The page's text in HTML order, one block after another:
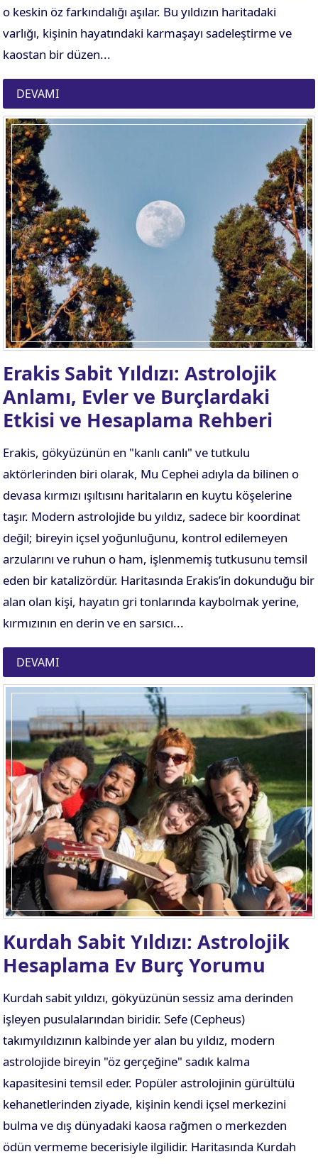
o keskin öz farkındalığı aşılar. Bu yıldızın haritadaki
varlığı, kişinin hayatındaki karmaşayı sadeleştirme ve
kaostan bir düzen...
DEVAMI
Erakis Sabit Yıldızı: Astrolojik
Anlamı, Evler ve Burçlardaki
Etkisi ve Hesaplama Rehberi
Erakis, gökyüzünün en "kanlı canlı" ve tutkulu
aktörlerinden biri olarak, Mu Cephei adıyla da bilinen o
devasa kırmızı ışıltısını haritaların en kuytu köşelerine
taşır. Modern astrolojide bu yıldız, sadece bir koordinat
değil; bireyin içsel yoğunluğunu, kontrol edilemeyen
arzularını ve ruhun o ham, işlenmemiş tutkusunu temsil
eden bir katalizördür. Haritasında Erakis’in dokunduğu bir
alan olan kişi, hayatın gri tonlarında kaybolmak yerine,
kırmızının en derin ve en sarsıcı...
DEVAMI
Kurdah Sabit Yıldızı: Astrolojik
Hesaplama Ev Burç Yorumu
Kurdah sabit yıldızı, gökyüzünün sessiz ama derinden
işleyen pusulalarından biridir. Sefe (Cepheus)
takımyıldızının kalbinde yer alan bu yıldız, modern
astrolojide bireyin "öz gerçeğine" sadık kalma
kapasitesini temsil eder. Popüler astrolojinin gürültülü
kehanetlerinden ziyade, kişinin kendi içsel merkezini
bulma ve dış dünyadaki kaosa rağmen o merkezden
ödün vermeme becerisiyle ilgilidir. Haritasında Kurdah